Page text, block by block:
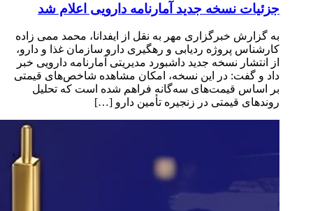
جزئیات نسخه جدید آمارنامه دارویی اعلام شد
به گزارش خبرگزاری مهر به نقل از ایفدانا، محمد ممی زاده
کارشناس پروژه ردیابی و رهگیری دارو سازمان غذا و دارو،
از انتشار نسخه جدید داشبورد مدیریتی آمارنامه دارویی خبر
داد و گفت: در این نسخه، امکان مشاهده شاخص‌های قیمتی
بر اساس قیمت‌های سه‌گانه فراهم شده است که تحلیل
روندهای قیمتی در زنجیره تأمین دارو […]